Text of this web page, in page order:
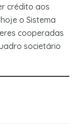
crédito aos
o Sistema
cooperadas
societário